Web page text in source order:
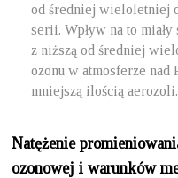
od średniej wieloletniej
serii. Wpływ na to miały
z niższą od średniej
ozonu w atmosferze nad
mniejszą ilością aerozoli.
Natężenie
ozonowej i warunków